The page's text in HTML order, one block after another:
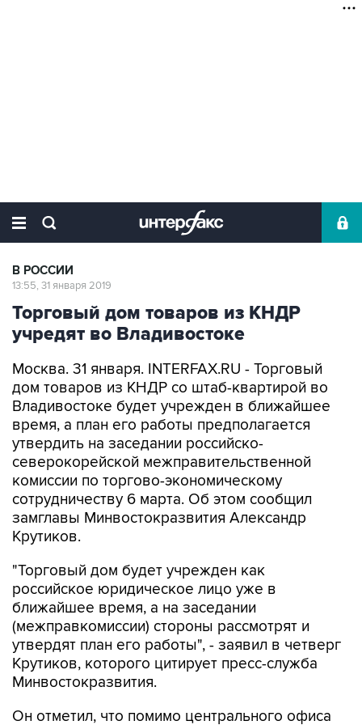
В РОССИИ
13:55, 31 января 2019
Торговый дом товаров из КНДР
учредят во Владивостоке
Москва. 31 января. INTERFAX.RU - Торговый
дом товаров из КНДР со штаб-квартирой во
Владивостоке будет учрежден в ближайшее
время, а план его работы предполагается
утвердить на заседании российско-
северокорейской межправительственной
комиссии по торгово-экономическому
сотрудничеству 6 марта. Об этом сообщил
замглавы Минвостокразвития Александр
Крутиков.
"Торговый дом будет учрежден как
российское юридическое лицо уже в
ближайшее время, а на заседании
(межправкомиссии) стороны рассмотрят и
утвердят план его работы", - заявил в четверг
Крутиков, которого цитирует пресс-служба
Минвостокразвития.
Он отметил, что помимо центрального офиса